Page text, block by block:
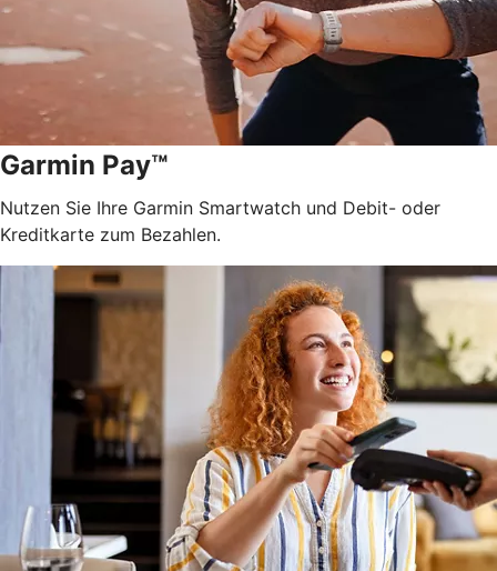
Garmin Pay™
Nutzen Sie Ihre Garmin Smartwatch und Debit- oder
Kreditkarte zum Bezahlen.